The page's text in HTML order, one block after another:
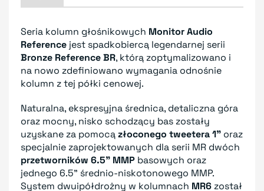
Seria kolumn głośnikowych Monitor Audio
Reference jest spadkobiercą legendarnej serii
Bronze Reference BR, którą zoptymalizowano i
na nowo zdefiniowano wymagania odnośnie
kolumn z tej półki cenowej.
Naturalna, ekspresyjna średnica, detaliczna góra
oraz mocny, nisko schodzący bas zostały
uzyskane za pomocązłoconego tweetera 1" oraz
specjalnie zaprojektowanych dla serii MR dwóch
przetworników 6.5" MMP basowych oraz
jednego 6.5" średnio-niskotonowego MMP.
System dwuipółdrożny w kolumnach MR6 został